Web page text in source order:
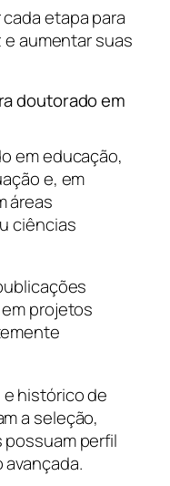
etapa para
aumentar suas
doutorado em
em educação,
e, em
áreas
ciências
projetos
histórico de
a seleção,
perfil